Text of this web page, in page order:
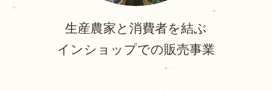
生産農家と消費者を結ぶ
インショップでの販売事業